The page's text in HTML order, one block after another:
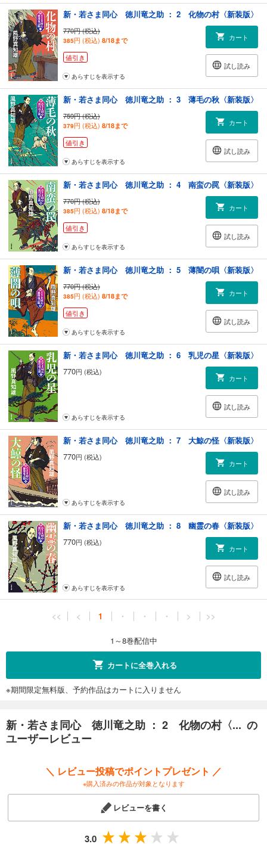
新・若さま同心 徳川竜之助 ： 2 化物の村〈新装版〉
770円 (税込)
385円 (税込) 8/18まで
値引き
カート
試し読み
あらすじを表示する
新・若さま同心 徳川竜之助 ： 3 薄毛の秋〈新装版〉
759円 (税込)
379円 (税込) 8/18まで
値引き
カート
試し読み
あらすじを表示する
新・若さま同心 徳川竜之助 ： 4 南蛮の罠〈新装版〉
770円 (税込)
385円 (税込) 8/18まで
値引き
カート
試し読み
あらすじを表示する
新・若さま同心 徳川竜之助 ： 5 薄闇の唄〈新装版〉
770円 (税込)
385円 (税込) 8/18まで
値引き
カート
試し読み
あらすじを表示する
新・若さま同心 徳川竜之助 ： 6 乳児の星〈新装版〉
770円 (税込)
カート
試し読み
あらすじを表示する
新・若さま同心 徳川竜之助 ： 7 大鯨の怪〈新装版〉
770円 (税込)
カート
試し読み
あらすじを表示する
新・若さま同心 徳川竜之助 ： 8 幽霊の春〈新装版〉
770円 (税込)
カート
試し読み
あらすじを表示する
<< < 1 ・ ・ ・ > >>
1～8巻配信中
カートに全巻入れる
※期間限定無料版、予約作品はカートに入りません
新・若さま同心 徳川竜之助 ： 2 化物の村〈... の
ユーザーレビュー
＼ レビュー投稿でポイントプレゼント ／
※購入済みの作品が対象となります
レビューを書く
3.0